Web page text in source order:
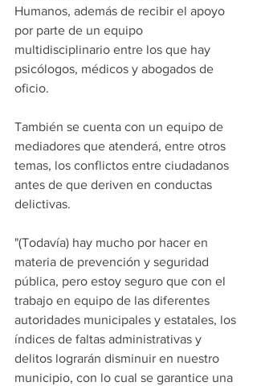
Humanos, además de recibir el apoyo
por parte de un equipo
multidisciplinario entre los que hay
psicólogos, médicos y abogados de
oficio.
También se cuenta con un equipo de
mediadores que atenderá, entre otros
temas, los conflictos entre ciudadanos
antes de que deriven en conductas
delictivas.
"(Todavía) hay mucho por hacer en
materia de prevención y seguridad
pública, pero estoy seguro que con el
trabajo en equipo de las diferentes
autoridades municipales y estatales, los
índices de faltas administrativas y
delitos lograrán disminuir en nuestro
municipio, con lo cual se garantice una